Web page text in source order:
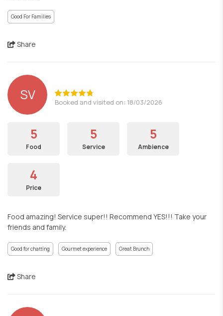
Good For Families
Share
SV Booked and visited on: 18/03/2026
5
Food
5
Service
5
Ambience
4
Price
Food amazing! Service super!! Recommend YES!!! Take your
friends and family.
Good for chatting Gourmet experience Great Brunch
Share